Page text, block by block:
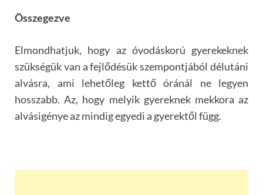
Összegezve
Elmondhatjuk, hogy az óvodáskorú gyerekeknek
szükségük van a fejlődésük szempontjából délutáni
alvásra, ami lehetőleg kettő óránál ne legyen
hosszabb. Az, hogy melyik gyereknek mekkora az
alvásigénye az mindig egyedi a gyerektől függ.